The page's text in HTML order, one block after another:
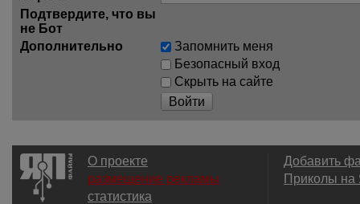
Подтвердите, что вы
не Бот
Дополнительно
Запомнить меня
Безопасный вход
Скрыть на сайте
Войти
О проекте
размещение рекламы
статистика
Добавить
Приколы